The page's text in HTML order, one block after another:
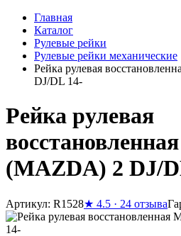
Главная
Каталог
Рулевые рейки
Рулевые рейки механические
Рейка рулевая
DJ/DL 14-
Рейка рулевая
(MAZDA) 2 DJ/
Артикул: R1528★ 4.5 · 24 отзыва